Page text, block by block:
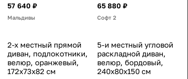
57 640 ₽
Мальдивы
2-х местный прямой
диван, подлокотники,
велюр, оранжевый,
172x73x82 см
65 880 ₽
Софт 2
5-и местный угловой
раскладной диван,
велюр, бордовый,
240x80x150 см